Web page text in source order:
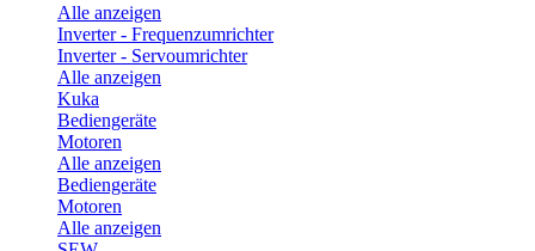
Alle anzeigen
Inverter - Frequenzumrichter
Inverter - Servoumrichter
Alle anzeigen
Kuka
Bediengeräte
Motoren
Alle anzeigen
Bediengeräte
Motoren
Alle anzeigen